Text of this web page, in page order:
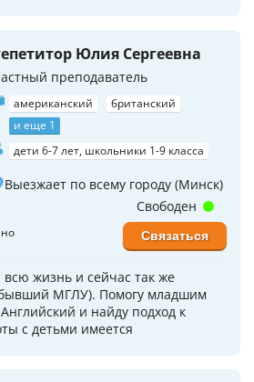
Юлия Сергеевна
преподаватель
американский
британский
и еще 1
дети 6-7 лет, школьники 1-9 класса
Выезжает по всему городу (Минск)
жизнь и сейчас так же
МГЛУ). Помогу младшим
и найду подход к
с детьми имеется
Свободен
Связаться